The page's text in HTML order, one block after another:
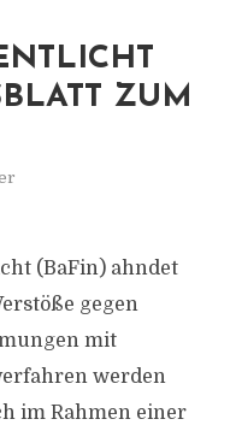
ZUM
(BaFin) ahndet
gegen
mit
werden
im Rahmen einer